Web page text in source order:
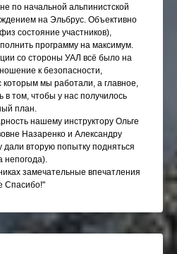
по начальной альпинистской
на Эльбрус. Объективно
состояние участников),
программу на максимум.
со стороны УАЛ всё было на
к безопасности,
которым мы работали, а главное,
в том, чтобы у нас получилось
план.
нашему инструктору Ольге
Назаренко и Александру
дали вторую попытку подняться
непогода).
замечательные впечатления
Спасибо!"